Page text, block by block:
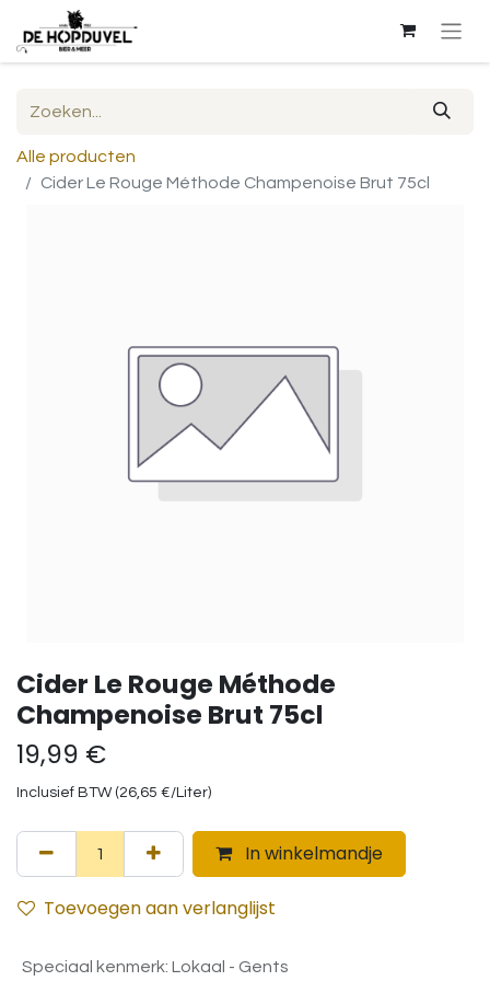
Alle producten
Cider Le Rouge Méthode Champenoise Brut 75cl
Cider Le Rouge Méthode
Champenoise Brut 75cl
19,99 €
Inclusief BTW (26,65 €/Liter)
In winkelmandje
Toevoegen aan verlanglijst
Speciaal kenmerk: Lokaal - Gents